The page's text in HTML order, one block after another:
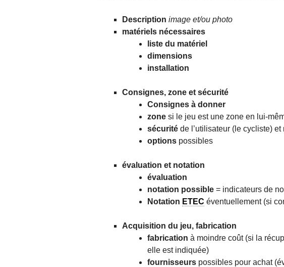
Description image et/ou photo
matériels nécessaires
liste du matériel
dimensions
installation
Consignes, zone et sécurité
Consignes à donner
zone si le jeu est une zone en lui-
sécurité de l’utilisateur (le cycliste)
options possibles
évaluation et notation
évaluation
notation possible = indicateurs de
Notation ETEC éventuellement (si
Acquisition du jeu, fabrication
fabrication à moindre coût (si la
elle est indiquée)
fournisseurs possibles pour achat